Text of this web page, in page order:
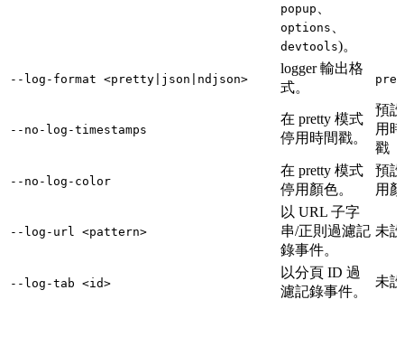
popup
options
devtools)。
--log-format <pretty|json|ndjson>
logger 輸出格
式。
--no-log-timestamps
在 pretty 模式
停用時間戳。
預
用
戳
--no-log-color
在 pretty 模式
停用顏色。
預
用
--log-url <pattern>
以 URL 子字
串/正則過濾記
錄事件。
未設
--log-tab <id>
以分頁 ID 過
濾記錄事件。
未設